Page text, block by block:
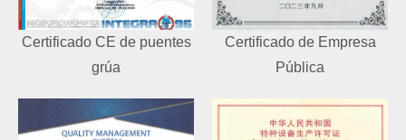
Certificado CE de puentes
grúa
Certificado de Empresa
Pública